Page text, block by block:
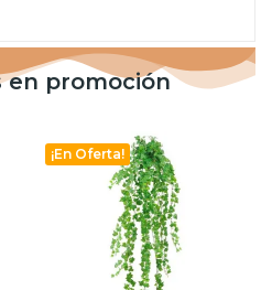
en promoción
¡En Oferta!